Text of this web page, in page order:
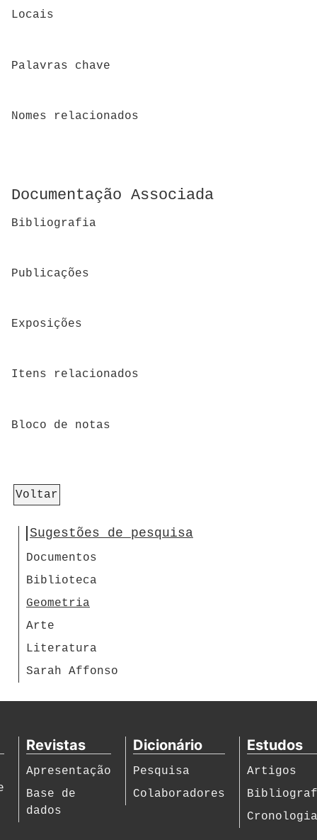
Locais
Palavras chave
Nomes relacionados
Documentação Associada
Bibliografia
Publicações
Exposições
Itens relacionados
Bloco de notas
Voltar
Sugestões de pesquisa
Documentos
Biblioteca
Geometria
Arte
Literatura
Sarah Affonso
Revistas
Apresentação
Base de
dados
Dicionário
Pesquisa
Colaboradores
Estudos
Artigos